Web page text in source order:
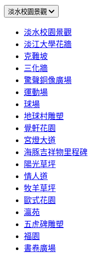
淡水校園景觀
淡水校園景觀
淡江大學花牆
克難坡
三化牆
驚聲銅像廣場
運動場
球場
地球村雕塑
覺軒花園
宮燈大道
海豚吉祥物里程碑
陽光草坪
情人道
牧羊草坪
歐式花園
瀛苑
五虎碑雕塑
福園
書卷廣場